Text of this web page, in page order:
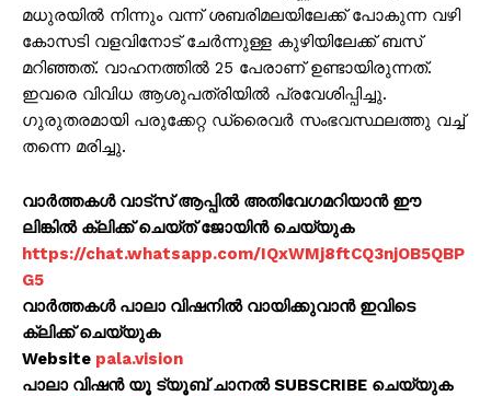
മധുരയിൽ നിന്നും വന്ന് ശബരിമലയിലേക്ക് പോകുന്ന വഴി
കോസടി വളവിനോട് ചേർന്നുള്ള കുഴിയിലേക്ക് ബസ്
മറിഞ്ഞത്. വാഹനത്തിൽ 25 പേരാണ് ഉണ്ടായിരുന്നത്.
ഇവരെ വിവിധ ആശുപത്രിയിൽ പ്രവേശിപ്പിച്ചു.
ഗുരുതരമായി പരുക്കേറ്റ ഡ്രൈവർ സംഭവസ്ഥലത്തു വച്ച്
തന്നെ മരിച്ചു.
വാർത്തകൾ വാട്സ് ആപ്പിൽ അതിവേഗമറിയാൻ ഈ
ലിങ്കിൽ ക്ലിക്ക് ചെയ്ത് ജോയിൻ ചെയ്യുക
https://chat.whatsapp.com/IQxWMj8ftCQ3njOB5QBP
G5
വാർത്തകൾ പാലാ വിഷനിൽ വായിക്കുവാൻ ഇവിടെ
ക്ലിക്ക് ചെയ്യുക
Website pala.vision
പാലാ വിഷൻ യൂ ട്യൂബ് ചാനൽ SUBSCRIBE ചെയ്യുക